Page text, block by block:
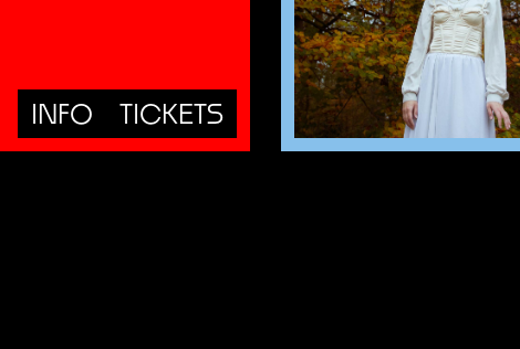
INFO TICKETS